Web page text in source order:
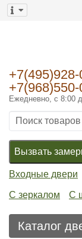
Ежедневно, с 8:00
Вызвать
Входные двери
С зеркалом С
Каталог